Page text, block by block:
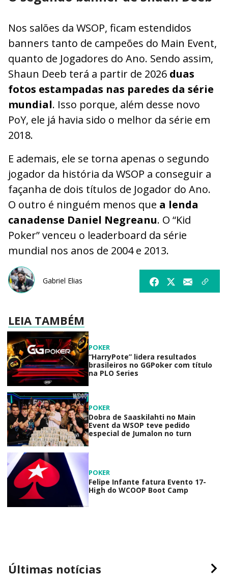
Nos salões da WSOP, ficam estendidos
banners tanto de campeões do Main Event,
quanto de Jogadores do Ano. Sendo assim,
Shaun Deeb terá a partir de 2026 duas
fotos estampadas nas paredes da série
mundial. Isso porque, além desse novo
PoY, ele já havia sido o melhor da série em
2018.
E ademais, ele se torna apenas o segundo
jogador da história da WSOP a conseguir a
façanha de dois títulos de Jogador do Ano.
O outro é ninguém menos que a lenda
canadense Daniel Negreanu. O “Kid
Poker” venceu o leaderboard da série
mundial nos anos de 2004 e 2013.
Gabriel Elias
LEIA TAMBÉM
POKER
“HarryPote” lidera resultados
brasileiros no GGPoker com título
na PLO Series
POKER
Dobra de Saaskilahti no Main
Event da WSOP teve pedido
especial de Jumalon no turn
POKER
Felipe Infante fatura Evento 17-
High do WCOOP Boot Camp
Últimas notícias